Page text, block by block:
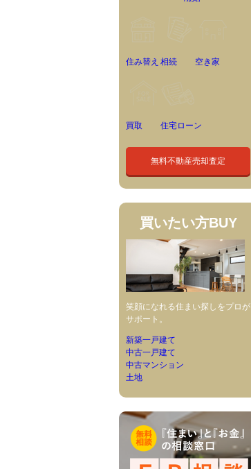
住み替え 相続 空き家
買取 住宅ローン
無料不動産売却査定
買いたい方BUY
笑顔になれる住まい探しをプロが
サポート。
新築一戸建て
中古一戸建て
中古マンション
土地